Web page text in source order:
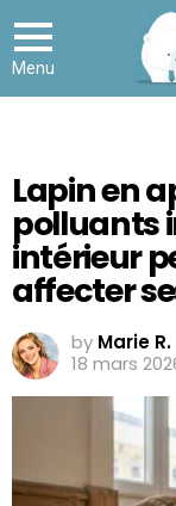
Menu
Lapin en
polluants
intérieur
affecter
by Marie R.
18 mars